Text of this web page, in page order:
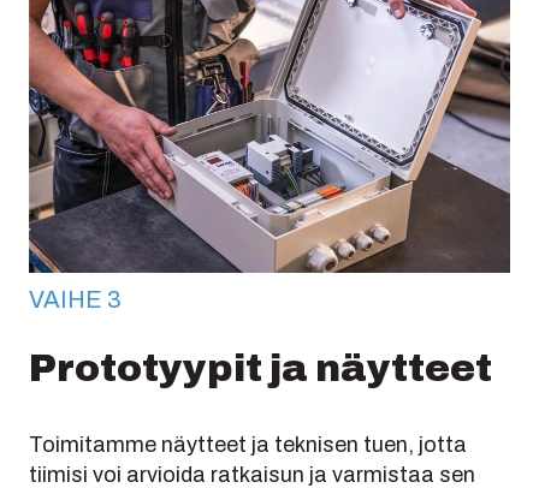
VAIHE 3
Prototyypit ja näytteet
Toimitamme näytteet ja teknisen tuen, jotta
tiimisi voi arvioida ratkaisun ja varmistaa sen